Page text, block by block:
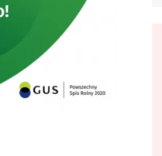
ZDROWIE
ROLNICTWO
GOSPODARKA ODPADAMI